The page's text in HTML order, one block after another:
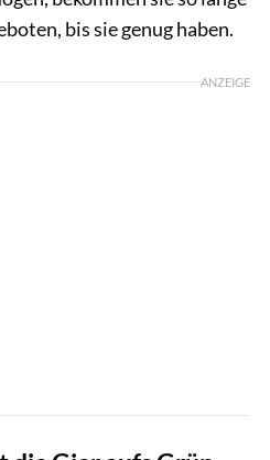
bis sie genug haben.
ANZEIGE